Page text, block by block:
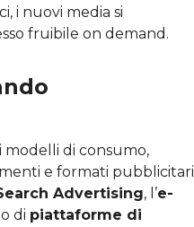
i nuovi media si
fruibile on demand.
modelli di consumo,
e formati pubblicitari
Advertising, l’e-
di piattaforme di